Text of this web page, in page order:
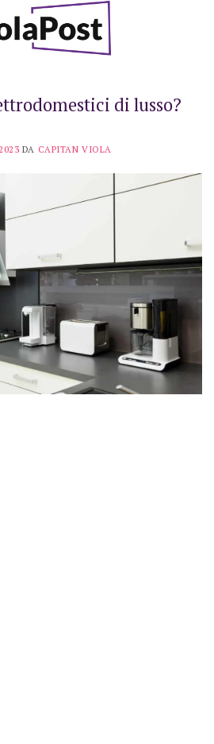
di lusso?
DA CAPITAN VIOLA